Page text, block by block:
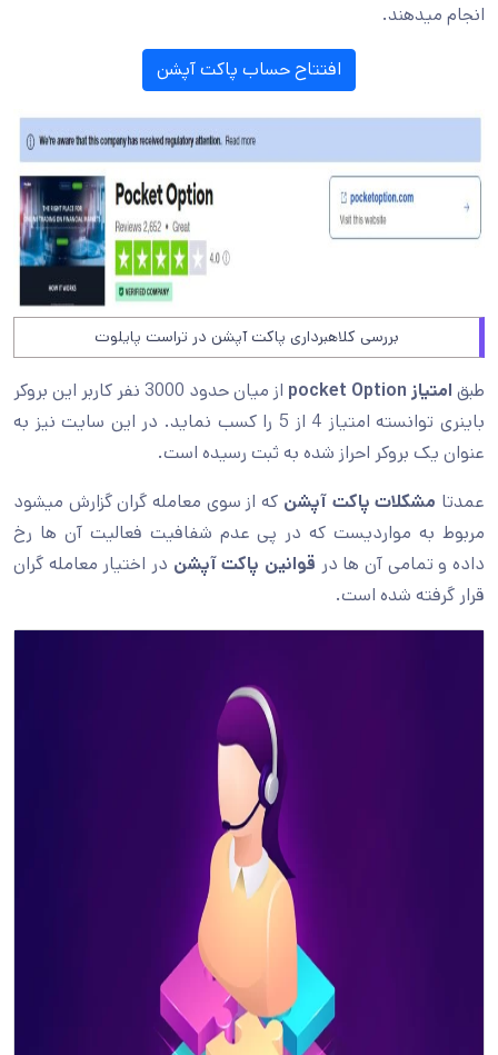
انجام میدهند.
افتتاح حساب پاکت آپشن
بررسی کلاهبرداری پاکت آپشن در تراست پایلوت
طبق امتیاز pocket Option
از میان حدود 3000 نفر کاربر این بروکر
باینری توانسته امتیاز 4 از 5 را کسب نماید. در این سایت نیز به
عنوان یک بروکر احراز شده به ثبت رسیده است.
عمدتا مشکلات پاکت آپشن که از سوی معامله گران گزارش میشود
مربوط به مواردیست که در پی عدم شفافیت فعالیت آن ها رخ
داده و تمامی آن ها در قوانین پاکت آپشن در اختیار معامله گران
قرار گرفته شده است.